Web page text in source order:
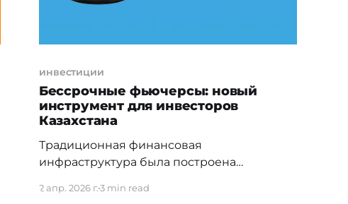
инвестиции
Бессрочные фьючерсы: новый
инструмент для инвесторов
Казахстана
Традиционная финансовая
инфраструктура была построена
электронная торговля в режиме
2 апр. 2026 г.3 min read